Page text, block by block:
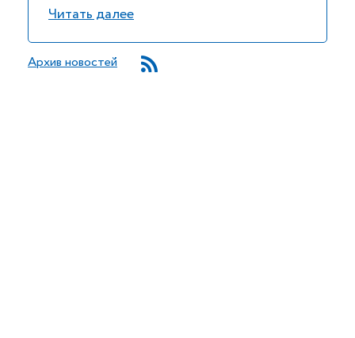
Читать далее
Архив новостей